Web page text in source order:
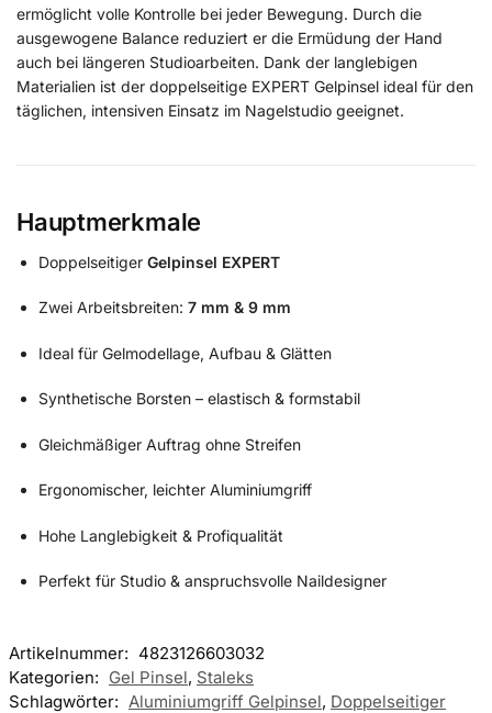
ermöglicht volle Kontrolle bei jeder Bewegung. Durch die
ausgewogene Balance reduziert er die Ermüdung der Hand
auch bei längeren Studioarbeiten. Dank der langlebigen
Materialien ist der doppelseitige EXPERT Gelpinsel ideal für den
täglichen, intensiven Einsatz im Nagelstudio geeignet.
Hauptmerkmale
Doppelseitiger Gelpinsel EXPERT
Zwei Arbeitsbreiten: 7 mm & 9 mm
Ideal für Gelmodellage, Aufbau & Glätten
Synthetische Borsten – elastisch & formstabil
Gleichmäßiger Auftrag ohne Streifen
Ergonomischer, leichter Aluminiumgriff
Hohe Langlebigkeit & Profiqualität
Perfekt für Studio & anspruchsvolle Naildesigner
Artikelnummer: 4823126603032
Kategorien: Gel Pinsel, Staleks
Schlagwörter: Aluminiumgriff Gelpinsel, Doppelseitiger